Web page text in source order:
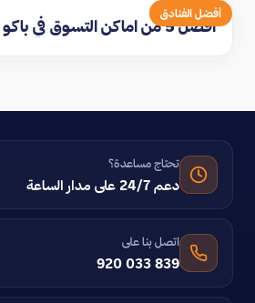
أفضل الفنادق
افضل 5 من اماكن التسوق في باكو
تحتاج مساعدة؟
دعم 24/7 على مدار الساعة
اتصل بنا على
920 033 839